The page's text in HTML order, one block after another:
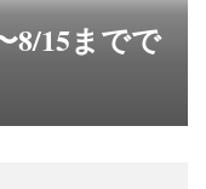
8/15までで